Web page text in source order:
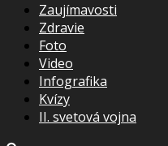
Zaujímavosti
Zdravie
Foto
Video
Infografika
Kvízy
II. svetová vojna